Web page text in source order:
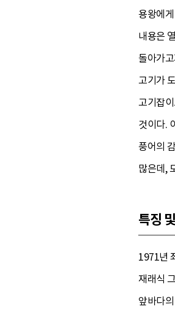
용왕에
내용은
돌아가
고기가
고기잡
것이다.
풍어의
많은데,
특징
1971년
재래식
앞바다